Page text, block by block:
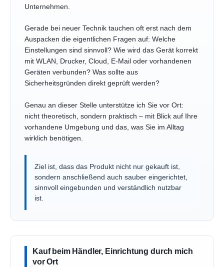
Unternehmen.
Gerade bei neuer Technik tauchen oft erst nach dem
Auspacken die eigentlichen Fragen auf: Welche
Einstellungen sind sinnvoll? Wie wird das Gerät korrekt
mit WLAN, Drucker, Cloud, E-Mail oder vorhandenen
Geräten verbunden? Was sollte aus
Sicherheitsgründen direkt geprüft werden?
Genau an dieser Stelle unterstütze ich Sie vor Ort:
nicht theoretisch, sondern praktisch – mit Blick auf Ihre
vorhandene Umgebung und das, was Sie im Alltag
wirklich benötigen.
Ziel ist, dass das Produkt nicht nur gekauft ist,
sondern anschließend auch sauber eingerichtet,
sinnvoll eingebunden und verständlich nutzbar
ist.
Kauf beim Händler, Einrichtung durch mich
vor Ort